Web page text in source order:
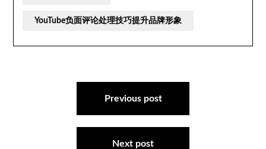
YouTube负面评论处理技巧提升品牌形象
Previous post
Next post